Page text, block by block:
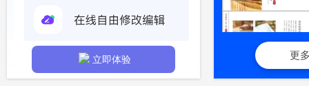
立即体验 更